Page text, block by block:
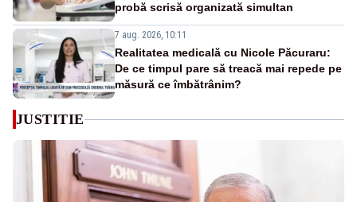
probă scrisă organizată simultan
7 aug. 2026, 10:11
Realitatea medicală cu Nicole Păcuraru:
De ce timpul pare să treacă mai repede pe
măsură ce îmbătrânim?
JUSTITIE